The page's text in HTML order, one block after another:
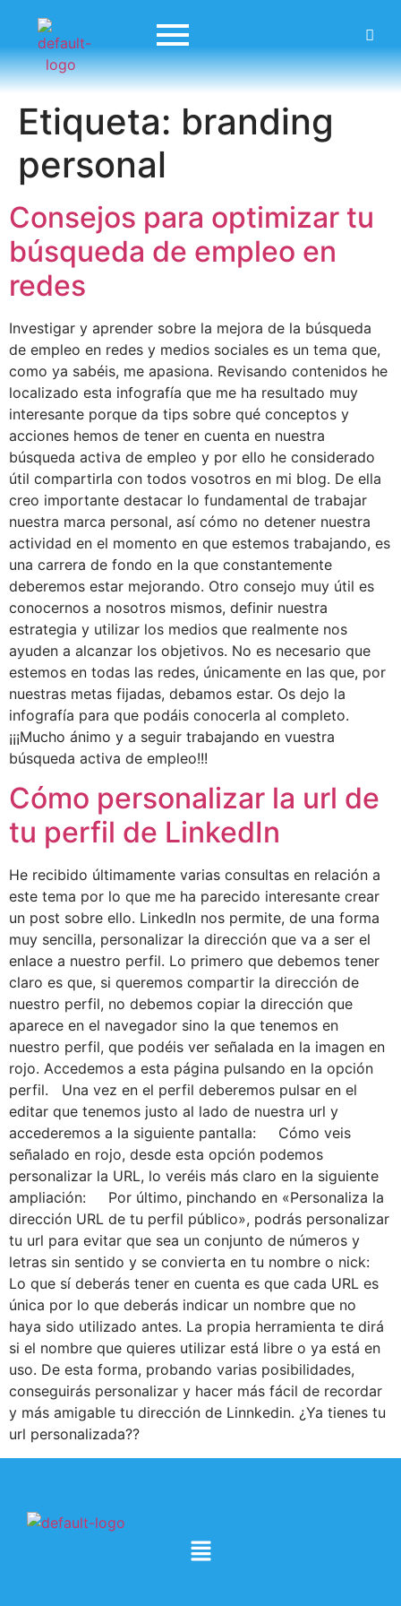
Etiqueta: branding
personal
Consejos para optimizar tu
búsqueda de empleo en
redes
Investigar y aprender sobre la mejora de la búsqueda
de empleo en redes y medios sociales es un tema que,
como ya sabéis, me apasiona. Revisando contenidos he
localizado esta infografía que me ha resultado muy
interesante porque da tips sobre qué conceptos y
acciones hemos de tener en cuenta en nuestra
búsqueda activa de empleo y por ello he considerado
útil compartirla con todos vosotros en mi blog. De ella
creo importante destacar lo fundamental de trabajar
nuestra marca personal, así cómo no detener nuestra
actividad en el momento en que estemos trabajando, es
una carrera de fondo en la que constantemente
deberemos estar mejorando. Otro consejo muy útil es
conocernos a nosotros mismos, definir nuestra
estrategia y utilizar los medios que realmente nos
ayuden a alcanzar los objetivos. No es necesario que
estemos en todas las redes, únicamente en las que, por
nuestras metas fijadas, debamos estar. Os dejo la
infografía para que podáis conocerla al completo.
¡¡¡Mucho ánimo y a seguir trabajando en vuestra
búsqueda activa de empleo!!!
Cómo personalizar la url de
tu perfil de LinkedIn
He recibido últimamente varias consultas en relación a
este tema por lo que me ha parecido interesante crear
un post sobre ello. LinkedIn nos permite, de una forma
muy sencilla, personalizar la dirección que va a ser el
enlace a nuestro perfil. Lo primero que debemos tener
claro es que, si queremos compartir la dirección de
nuestro perfil, no debemos copiar la dirección que
aparece en el navegador sino la que tenemos en
nuestro perfil, que podéis ver señalada en la imagen en
rojo. Accedemos a esta página pulsando en la opción
perfil. Una vez en el perfil deberemos pulsar en el
editar que tenemos justo al lado de nuestra url y
accederemos a la siguiente pantalla: Cómo veis
señalado en rojo, desde esta opción podemos
personalizar la URL, lo veréis más claro en la siguiente
ampliación: Por último, pinchando en «Personaliza la
dirección URL de tu perfil público», podrás personalizar
tu url para evitar que sea un conjunto de números y
letras sin sentido y se convierta en tu nombre o nick:
Lo que sí deberás tener en cuenta es que cada URL es
única por lo que deberás indicar un nombre que no
haya sido utilizado antes. La propia herramienta te dirá
si el nombre que quieres utilizar está libre o ya está en
uso. De esta forma, probando varias posibilidades,
conseguirás personalizar y hacer más fácil de recordar
y más amigable tu dirección de Linnkedin. ¿Ya tienes tu
url personalizada??